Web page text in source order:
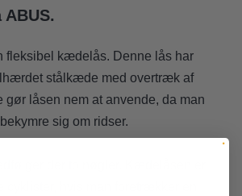
fleksibel kædelås. Denne lås har
stålkæde med overtræk af
gør låsen nem at anvende, da man
sig om ridser.